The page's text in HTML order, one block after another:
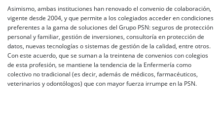
Asimismo, ambas instituciones han renovado el convenio de colaboración,
vigente desde 2004, y que permite a los colegiados acceder en condiciones
preferentes a la gama de soluciones del Grupo PSN: seguros de protección
personal y familiar, gestión de inversiones, consultoría en protección de
datos, nuevas tecnologías o sistemas de gestión de la calidad, entre otros.
Con este acuerdo, que se suman a la treintena de convenios con colegios
de esta profesión, se mantiene la tendencia de la Enfermería como
colectivo no tradicional (es decir, además de médicos, farmacéuticos,
veterinarios y odontólogos) que con mayor fuerza irrumpe en la PSN.